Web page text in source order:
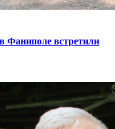
Фаниполе встретили